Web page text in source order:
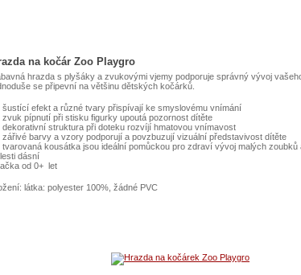
na kočár Zoo Playgro
hrazda s plyšáky a zvukovými vjemy podporuje správný vývoj
se připevní na většinu dětských kočárků.
šustící efekt a různé tvary přispívají ke smyslovému vnímání
zvuk pípnutí při stisku figurky upoutá pozornost dítěte
dekorativní struktura při doteku rozvíjí hmatovou vnímavost
zářivé barvy a vzory podporují a povzbuzují vizuální představivost dítěte
tvarovaná kousátka jsou ideální pomůckou pro zdraví vývoj malých zoubků
dásní
od 0+ let
látka: polyester 100%, žádné PVC